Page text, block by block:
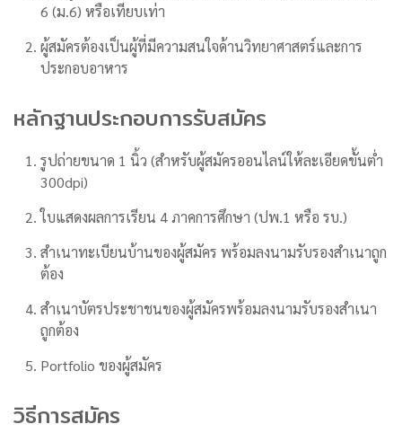
6 (ม.6) หรือเทียบเท่า
ผู้สมัครต้องเป็นผู้ที่มีความสนใจด้านวิทยาศาสตร์และการ
ประกอบอาหาร
หลักฐานประกอบการรับสมัคร
รูปถ่ายขนาด 1 นิ้ว (สำหรับผู้สมัครออนไลน์ให้ละเอียดขั้นต่ำ
300dpi)
ใบแสดงผลการเรียน 4 ภาคการศึกษา (ปพ.1 หรือ รบ.)
สำเนาทะเบียนบ้านของผู้สมัคร พร้อมลงนามรับรองสำเนาถูก
ต้อง
สำเนาบัตรประชาชนของผู้สมัครพร้อมลงนามรับรองสำเนา
ถูกต้อง
Portfolio ของผู้สมัคร
วิธีการสมัคร